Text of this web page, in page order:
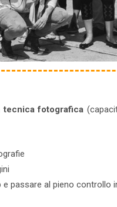
tecnica fotografica
passare al pieno controllo